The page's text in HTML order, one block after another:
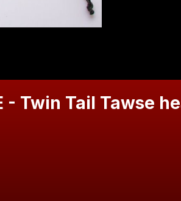
- Twin Tail Tawse